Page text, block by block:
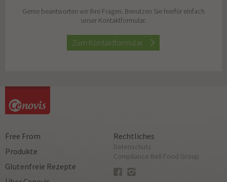
Gerne beantworten wir Ihre Fragen. Benutzen Sie hierfür einfach
unser Kontaktformular.
Zum Kontaktformular
Free From
Produkte
Glutenfreie Rezepte
Rechtliches
Datenschutz
Compliance Bell Food Group